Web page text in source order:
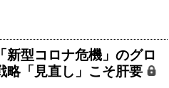
新型コロナ危機」のグロ
略「見直し」こそ肝要